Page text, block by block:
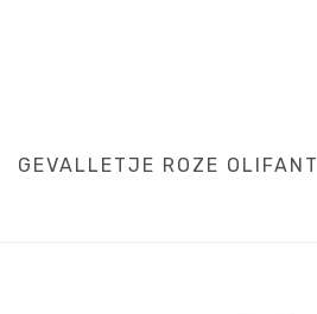
GEVALLETJE ROZE OLIFANT